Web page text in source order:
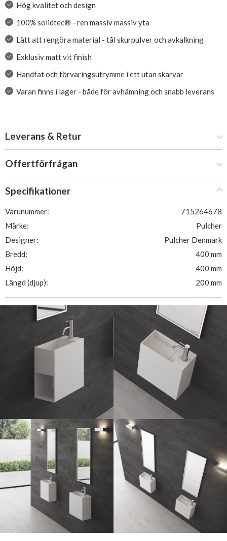
Hög kvalitet och design
100% solidtec® - ren massiv massiv yta
Lätt att rengöra material - tål skurpulver och avkalkning
Exklusiv matt vit finish
Handfat och förvaringsutrymme i ett utan skarvar
Varan finns i lager - både för avhämning och snabb leverans
Leverans & Retur
Offertförfrågan
Specifikationer
Varunummer:
715264678
Märke:
Pulcher
Designer:
Pulcher Denmark
Bredd:
400 mm
Höjd:
400 mm
Längd (djup):
200 mm